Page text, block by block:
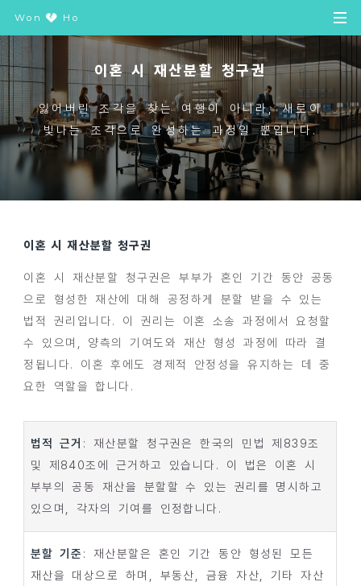
Won Ho
이혼 시 재산분할 청구권
잃어버린 조각을 찾는 여행이 아니라, 새로이
빛나는 조각으로 완성하는 과정일 뿐입니다.
이혼 시 재산분할 청구권
이혼 시 재산분할 청구권은 부부가 혼인 기간 동안 공동
으로 형성한 재산에 대해 공정하게 분할 받을 수 있는
법적 권리입니다. 이 권리는 이혼 소송 과정에서 요청할
수 있으며, 양측의 기여도와 재산 형성 과정에 따라 결
정됩니다. 이혼 후에도 경제적 안정성을 유지하는 데 중
요한 역할을 합니다.
법적 근거 : 재산분할 청구권은 한국의 민법 제839조
및 제840조에 근거하고 있습니다. 이 법은 이혼 시
부부의 공동 재산을 분할할 수 있는 권리를 명시하고
있으며, 각자의 기여를 인정합니다.
분할 기준 : 재산분할은 혼인 기간 동안 형성된 모든
재산을 대상으로 하며, 부동산, 금융 자산, 기타 자산